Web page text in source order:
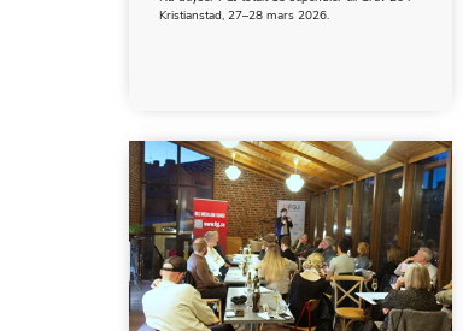
Kristianstad, 27–28 mars 2026.